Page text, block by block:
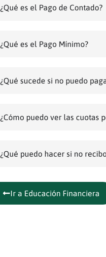
¿Qué es el Pago de Contado?
¿Qué es el Pago Mínimo?
¿Qué sucede si no puedo
¿Cómo puedo ver las cuotas
¿Qué puedo hacer si no
Ir a Educación Financiera